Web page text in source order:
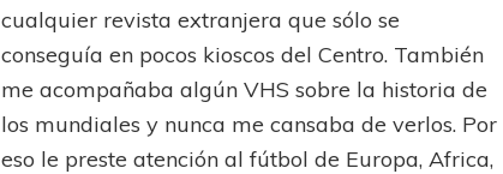
cualquier revista extranjera que sólo se
conseguía en pocos kioscos del Centro. También
me acompañaba algún VHS sobre la historia de
los mundiales y nunca me cansaba de verlos. Por
eso le preste atención al fútbol de Europa, Africa,